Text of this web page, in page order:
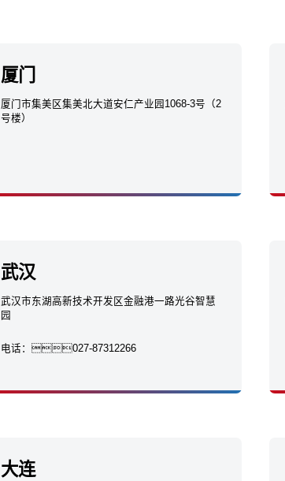
厦门
厦门市集美区集美北大道安仁产业园1068-3号（2
号楼）
武汉
武汉市东湖高新技术开发区金融港一路光谷智慧
园
电话：027-87312266
大连